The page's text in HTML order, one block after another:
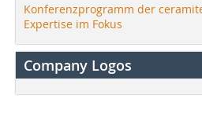
Konferenzprogramm der
Expertise im Fokus
Company Logos